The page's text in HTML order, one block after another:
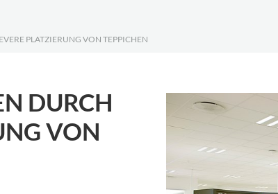
PLATZIERUNG VON TEPPICHEN
DURCH
VON